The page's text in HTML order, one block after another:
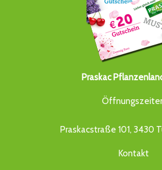
Praskac
Praskacstraße 101, 3430
Kontakt